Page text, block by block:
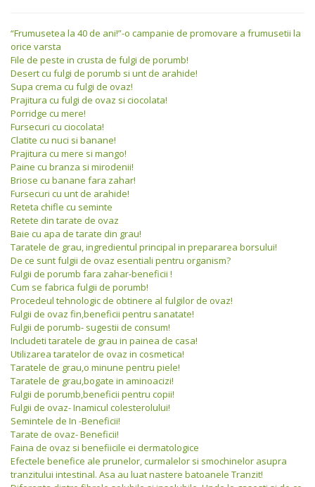
“Frumusetea la 40 de ani!”-o campanie de promovare a frumusetii la
orice varsta
File de peste in crusta de fulgi de porumb!
Desert cu fulgi de porumb si unt de arahide!
Supa crema cu fulgi de ovaz!
Prajitura cu fulgi de ovaz si ciocolata!
Porridge cu mere!
Fursecuri cu ciocolata!
Clatite cu nuci si banane!
Prajitura cu mere si mango!
Paine cu branza si mirodenii!
Briose cu banane fara zahar!
Fursecuri cu unt de arahide!
Reteta chifle cu seminte
Retete din tarate de ovaz
Baie cu apa de tarate din grau!
Taratele de grau, ingredientul principal in prepararea borsului!
De ce sunt fulgii de ovaz esentiali pentru organism?
Fulgii de porumb fara zahar-beneficii !
Cum se fabrica fulgii de porumb!
Procedeul tehnologic de obtinere al fulgilor de ovaz!
Fulgii de ovaz fin,beneficii pentru sanatate!
Fulgii de porumb- sugestii de consum!
Includeti taratele de grau in painea de casa!
Utilizarea taratelor de ovaz in cosmetica!
Taratele de grau,o minune pentru piele!
Taratele de grau,bogate in aminoacizi!
Fulgii de porumb,beneficii pentru copii!
Fulgii de ovaz- Inamicul colesterolului!
Semintele de In -Beneficii!
Tarate de ovaz- Beneficii!
Faina de ovaz si benefiicile ei dermatologice
Efectele benefice ale prunelor, curmalelor si smochinelor asupra
tranzitului intestinal. Asa au luat nastere batoanele Tranzit!